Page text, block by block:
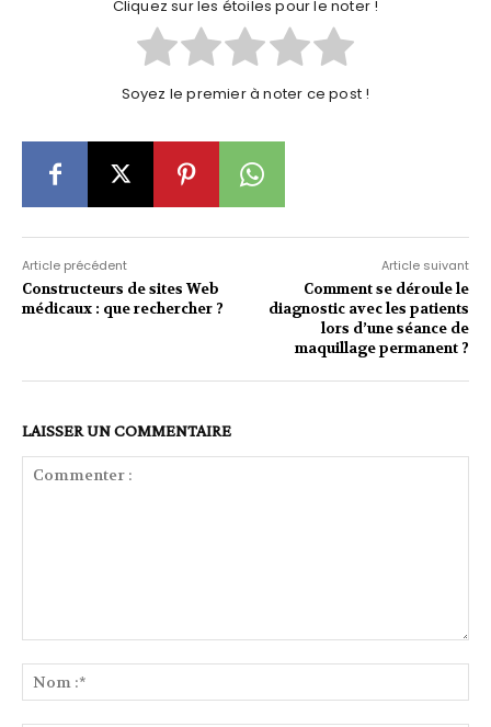
Cliquez sur les étoiles pour le noter !
Soyez le premier à noter ce post !
Article précédent
Constructeurs de sites Web
médicaux : que rechercher ?
Article suivant
Comment se déroule le
diagnostic avec les patients
lors d’une séance de
maquillage permanent ?
LAISSER UN COMMENTAIRE
:*